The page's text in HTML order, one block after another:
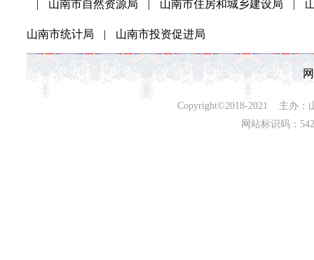
山南市自然资源局 山南市住房和城乡建设局
山南市统计局 | 山南市投资促进局
Copyright©2018-2021 主办：
网站标识码：